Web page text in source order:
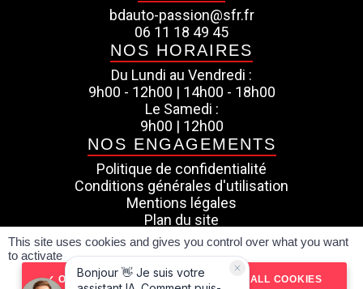
bdauto-passion@sfr.fr
06 11 18 49 45
NOS HORAIRES
Du Lundi au Vendredi :
9h00 - 12h00 | 14h00 - 18h00
Le Samedi :
9h00 | 12h00
NOS ENGAGEMENTS
Politique de confidentialité
Conditions générales d'utilisation
Mentions légales
Plan du site
Pour les trajets courts, privilégiez la marche ou le
vélo #SeDéplacerMoinsPolluer
Réalisé par SPIDERVO
This site uses cookies and gives you control over what you want
to activate
OK, ACCEPT ALL DENY ALL COOKIES